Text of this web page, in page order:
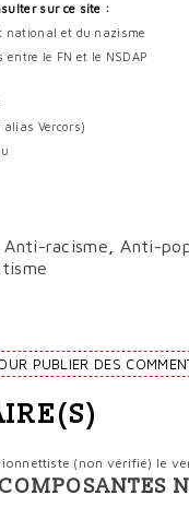
sur ce site :
national et du nazisme
entre le FN et le NSDAP
alias Vercors)
Anti-racisme Anti-
PUBLIER DES
(non vérifié) le